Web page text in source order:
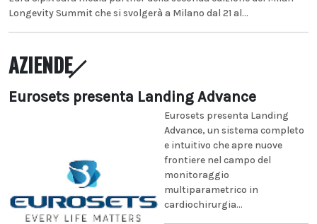
Longevity Summit che si svolgerà a Milano dal 21 al...
AZIENDE
Eurosets presenta Landing Advance
Eurosets presenta Landing
Advance, un sistema completo
e intuitivo che apre nuove
frontiere nel campo del
monitoraggio
multiparametrico in
cardiochirurgia...